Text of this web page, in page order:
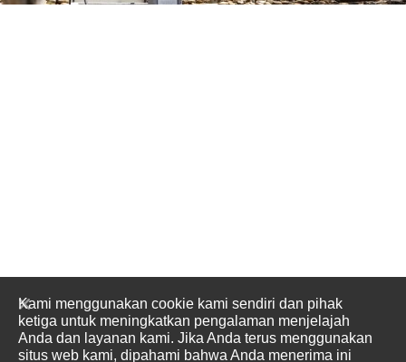
Kami menggunakan cookie kami sendiri dan pihak
ketiga untuk meningkatkan pengalaman menjelajah
Anda dan layanan kami. Jika Anda terus menggunakan
situs web kami, dipahami bahwa Anda menerima ini